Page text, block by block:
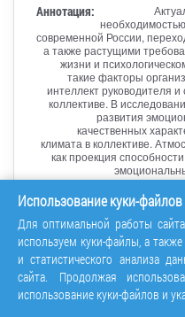
Аннотация:
современной России,
а также растущими
жизни и
такие факторы
интеллект руководителя
коллективе. В
развития
качественных
климата в коллективе.
как проекция
руководитель,
психологический
Использование куки-файлов
Для оптимальной работы
используем куки-файлы, а
и статистического анализа
сайта. Продолжая
использование куки-файлов и